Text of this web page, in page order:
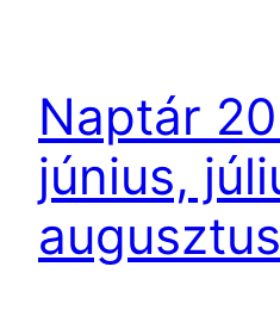
Naptár
június,
augusztus